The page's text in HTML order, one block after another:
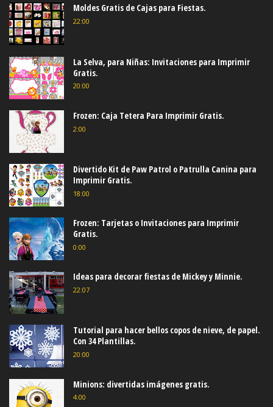
Moldes Gratis de Cajas para Fiestas.
22:00
La Selva, para Niñas: Invitaciones para Imprimir
Gratis.
20:00
Frozen: Caja Tetera Para Imprimir Gratis.
2:00
Divertido Kit de Paw Patrol o Patrulla Canina para
Imprimir Gratis.
18:00
Frozen: Tarjetas o Invitaciones para Imprimir
Gratis.
0:00
Ideas para decorar fiestas de Mickey y Minnie.
22:07
Tutorial para hacer bellos copos de nieve, de papel.
Con 34 Plantillas.
20:00
Minions: divertidas imágenes gratis.
4:00